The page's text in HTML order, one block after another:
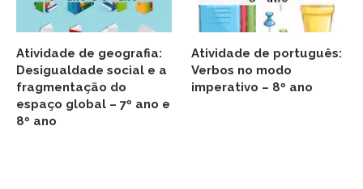
Atividade de geografia:
Desigualdade social e a
fragmentação do
espaço global – 7º ano e
8º ano
Atividade de português:
Verbos no modo
imperativo – 8º ano